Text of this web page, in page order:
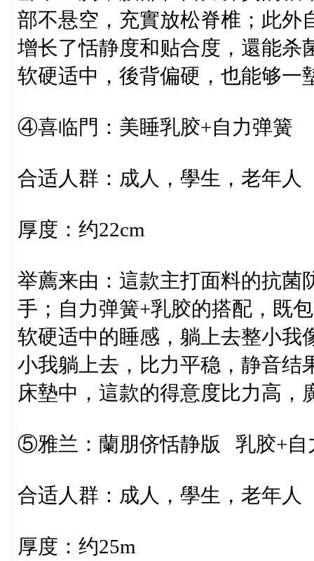
部不悬空，充實放松脊椎；此外
增长了恬静度和贴合度，還能杀
软硬适中，後背偏硬，也能够一
④喜临門：美睡乳胶+自力弹簧
合适人群：成人，學生，老年人
厚度：约22cm
举薦来由：這款主打面料的抗菌
手；自力弹簧+乳胶的搭配，既
软硬适中的睡感，躺上去整小我
小我躺上去，比力平稳，静音结
床墊中，這款的得意度比力高，
⑤雅兰：蘭朋侪恬静版 乳胶+自
合适人群：成人，學生，老年人
厚度：约25m